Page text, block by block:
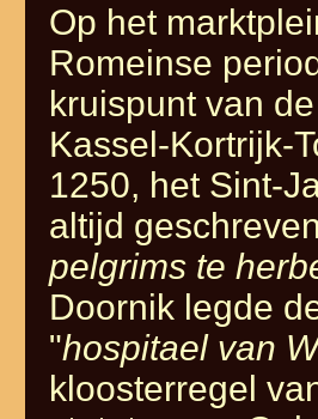
Op het
Romeinse
kruispunt van
Kassel-Kortrijk-
1250, het Sint-
altijd
pelgrims te
Doornik legde
"hospitael van
kloosterregel